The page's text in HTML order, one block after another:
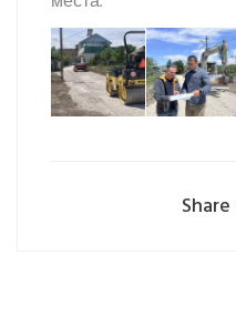
Share